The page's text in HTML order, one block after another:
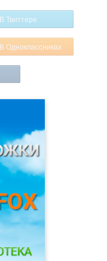
В Твиттере
В Одноклассниках